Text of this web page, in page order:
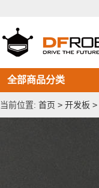
网
开
发
板
（nRF52840
芯
片，
Wi-
全部商品分类
当前位置: 首页 > 开发板 >